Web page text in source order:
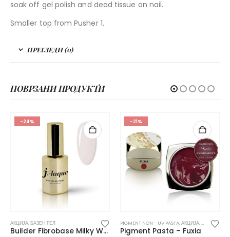
soak off gel polish and dead tissue on nail.
Smaller top from Pusher 1.
ПРЕГЛЕДИ (0)
ПОВРЗАНИ ПРОДУКТИ
-24%
АКЦИЈА,БАЗЕН ГЕЛ
Builder Fibrobase Milky White
-21%
PIGMENT NON - UV PASTA,АКЦИЈА,ГЕЛОВИ ВО
Pigment Pasta – Fuxia